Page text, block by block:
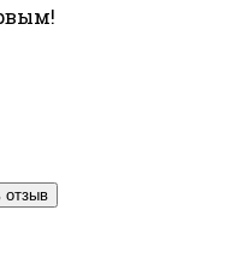
отзыв